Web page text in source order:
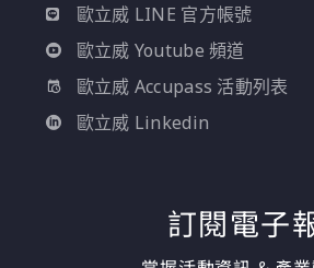
歐立威 LINE 官方帳號
歐立威 Youtube 頻道
歐立威 Accupass 活動列表
歐立威 Linkedin
訂閱電子